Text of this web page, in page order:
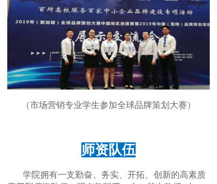
（市场营销专业学生参加全球品牌策划大赛）
师资队伍
学院拥有一支勤奋、务实、开拓、创新的高素质